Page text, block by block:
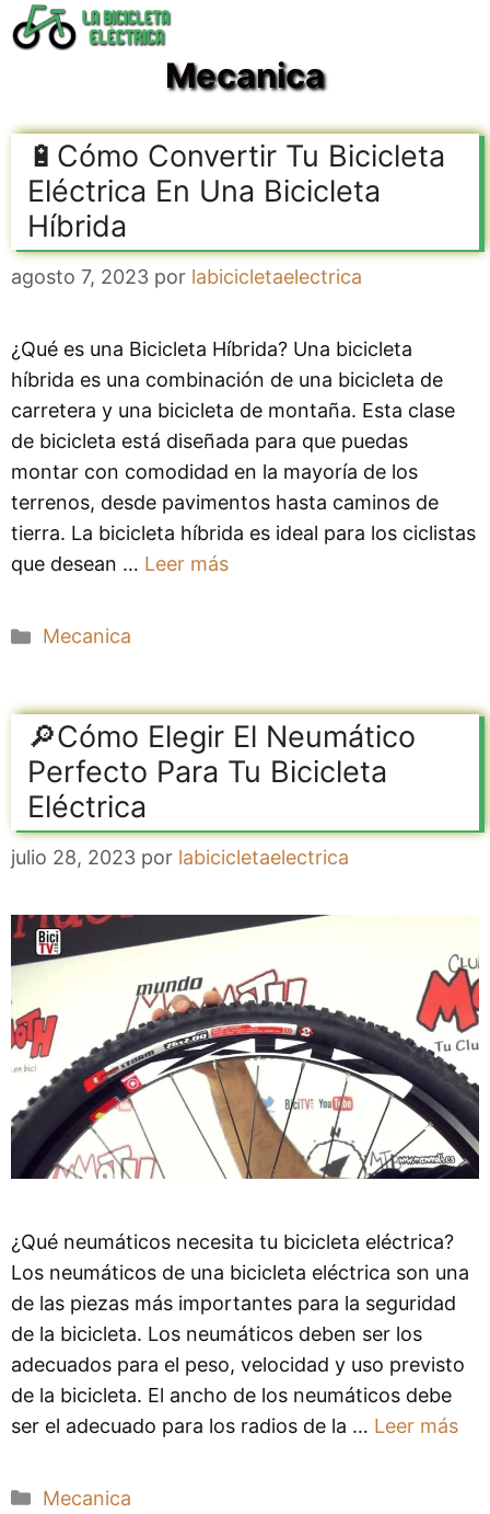
Saltar
al
Mecanica
🔋Cómo Convertir Tu Bicicleta
Eléctrica En Una Bicicleta
Híbrida
agosto 7, 2023 por labicicletaelectrica
¿Qué es una Bicicleta Híbrida? Una bicicleta
híbrida es una combinación de una bicicleta de
carretera y una bicicleta de montaña. Esta clase
de bicicleta está diseñada para que puedas
montar con comodidad en la mayoría de los
terrenos, desde pavimentos hasta caminos de
tierra. La bicicleta híbrida es ideal para los ciclistas
que desean … Leer más
Categorías
Mecanica
🔎Cómo Elegir El Neumático
Perfecto Para Tu Bicicleta
Eléctrica
julio 28, 2023 por labicicletaelectrica
¿Qué neumáticos necesita tu bicicleta eléctrica?
Los neumáticos de una bicicleta eléctrica son una
de las piezas más importantes para la seguridad
de la bicicleta. Los neumáticos deben ser los
adecuados para el peso, velocidad y uso previsto
de la bicicleta. El ancho de los neumáticos debe
ser el adecuado para los radios de la … Leer más
Categorías
Mecanica